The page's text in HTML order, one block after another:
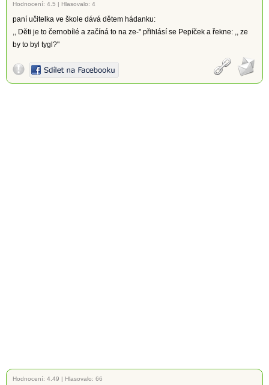
Hodnocení: 4.5 | Hlasovalo: 4
paní učitelka ve škole dává dětem hádanku:
,, Děti je to černobílé a začíná to na ze-" přihlásí se Pepíček a řekne: ,, ze
by to byl tygl?"
Hodnocení: 4.49 | Hlasovalo: 66